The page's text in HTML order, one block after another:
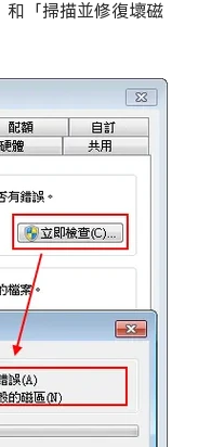
和「掃描並修復壞磁